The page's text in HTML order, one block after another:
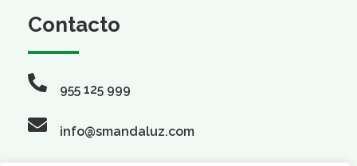
Contacto
955 125 999
info@smandaluz.com